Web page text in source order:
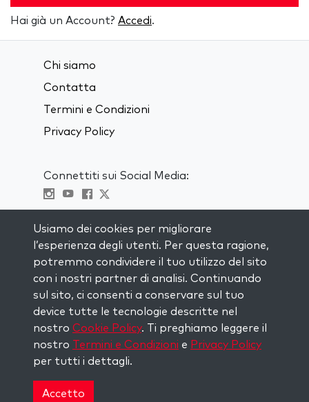
Hai già un Account? Accedi.
Chi siamo
Contatta
Termini e Condizioni
Privacy Policy
Connettiti sui Social Media:
RIMANI AGGIORNATO
Iscriviti alla nostra mailing list e ricevi
ispirazione ogni settimana nella tua
casella di posta.
Iscriviti
reserved.
Usiamo dei cookies per migliorare
l’esperienza degli utenti. Per questa ragione,
potremmo condividere il tuo utilizzo del sito
con i nostri partner di analisi. Continuando
sul sito, ci consenti a conservare sul tuo
device tutte le tecnologie descritte nel
nostro Cookie Policy. Ti preghiamo leggere il
nostro Termini e Condizioni e Privacy Policy
per tutti i dettagli.
Accetto